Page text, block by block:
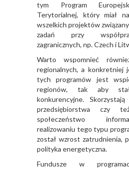
tym Program
Terytorialnej, który miał
wszelkich projektów
zadań przy
zagranicznych, np. Czech i
Warto wspomnieć
regionalnych, a konkretniej
tych programów jest
regionów, tak aby
konkurencyjne.
przedsiębiorstwa czy
społeczeństwo
realizowaniu tego typu
został wzrost zatrudnienia,
polityka energetyczna.
Fundusze w